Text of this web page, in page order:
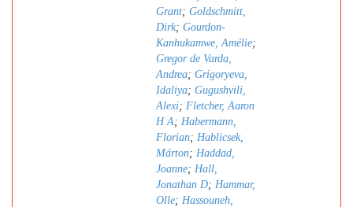
Grant; Goldschmitt,
Dirk; Gourdon-
Kanhukamwe, Amélie;
Gregor de Varda,
Andrea; Grigoryeva,
Idaliya; Gugushvili,
Alexi; Fletcher, Aaron
H A; Habermann,
Florian; Hablicsek,
Márton; Haddad,
Joanne; Hall,
Jonathan D; Hammar,
Olle; Hassouneh,